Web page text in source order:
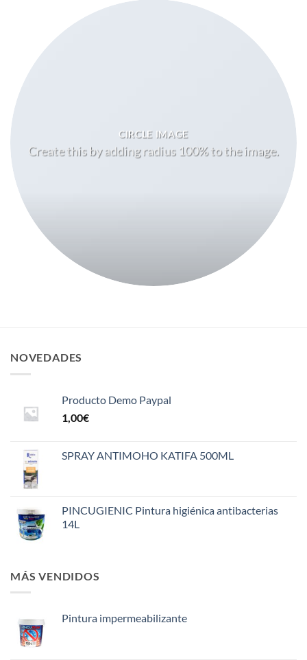
CIRCLE IMAGE
Create this by adding radius 100% to the image.
NOVEDADES
Producto Demo Paypal
1,00€
SPRAY ANTIMOHO KATIFA 500ML
PINCUGIENIC Pintura higiénica antibacterias
14L
MÁS VENDIDOS
Pintura impermeabilizante